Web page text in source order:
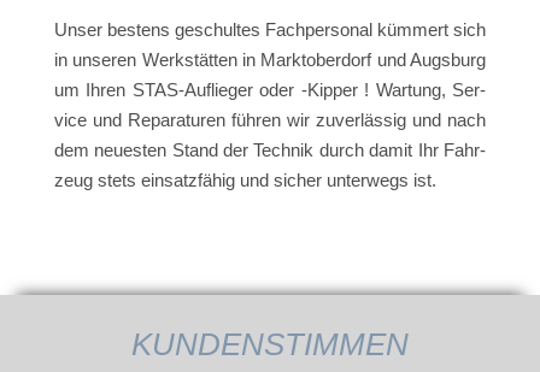
Unser bes­tens geschul­tes Fach­per­so­nal küm­mert sich
in unse­ren Werk­stät­ten in Markt­ober­dorf und Augs­burg
um Ihren STAS-Auf­lie­ger oder -Kip­per ! War­tung, Ser­
vice und Repa­ra­tu­ren füh­ren wir zuver­läs­sig und nach
dem neu­es­ten Stand der Tech­nik durch damit Ihr Fahr­
zeug stets ein­satz­fä­hig und sicher unter­wegs ist.
KUN­DEN­STIM­MEN